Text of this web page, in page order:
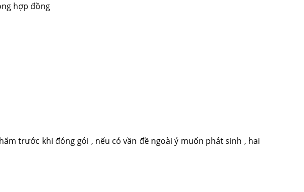
hợp đồng
trước khi đóng gói , nếu có vần đề ngoài ý muốn phát sinh , hai